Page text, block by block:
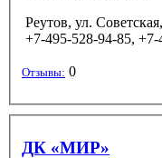
Реутов, ул.
+7-495-528-94-85,
Отзывы: 0
ДК «МИР»